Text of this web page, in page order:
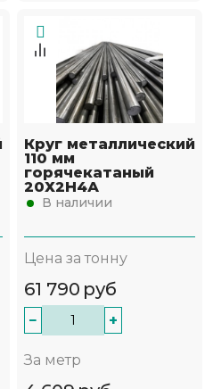
Круг металлический
110 мм
горячекатаный
20Х2Н4А
В наличии
Цена за тонну
61 790 руб
− +
За метр